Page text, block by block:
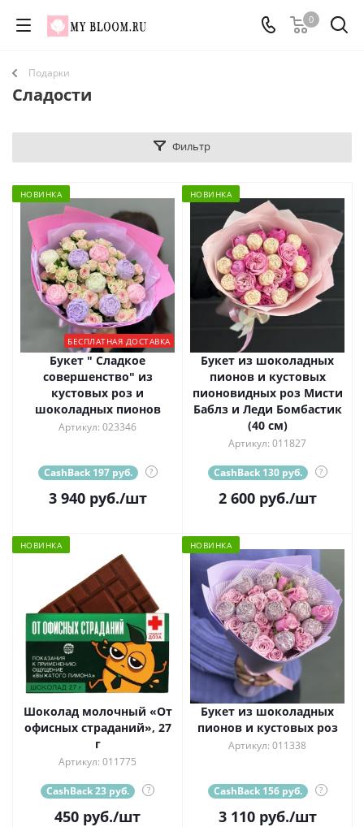
0
Подарки
Сладости
Фильтр
НОВИНКА
БЕСПЛАТНАЯ ДОСТАВКА
Букет " Сладкое
совершенство" из
кустовых роз и
шоколадных пионов
Артикул: 023346
CashBack 197 руб. ?
3 940руб./шт
НОВИНКА
Букет из шоколадных
пионов и кустовых
пионовидных роз Мисти
Баблз и Леди Бомбастик
(40 см)
Артикул: 011827
CashBack 130 руб. ?
2 600руб./шт
НОВИНКА
Шоколад молочный «От
офисных страданий», 27
г
Артикул: 011775
CashBack 23 руб. ?
450 руб./шт
НОВИНКА
Букет из шоколадных
пионов и кустовых роз
Артикул: 011338
CashBack 156 руб. ?
3 110руб./шт